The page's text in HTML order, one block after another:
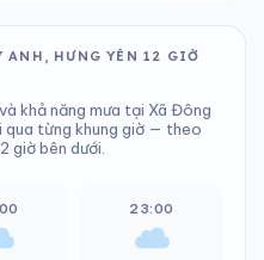
HƯNG YÊN 12 GIỜ
khả năng mưa tại Xã Đông
qua từng khung giờ — theo
giờ bên dưới.
23:00